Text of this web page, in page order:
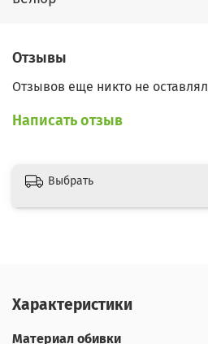
Отзывы
Отзывов еще никто не оставлял
Написать отзыв
Выбрать
Характеристики
Материал обивки